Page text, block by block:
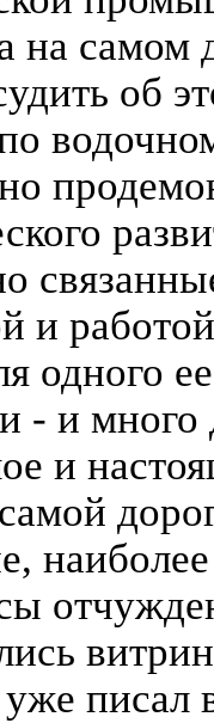
на самом
об
и
одного
- и много
и
уже писал